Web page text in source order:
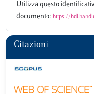
Utilizza questo
documento: https://
Citazioni